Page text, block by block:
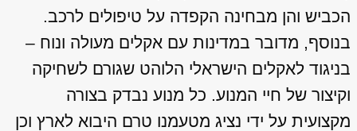
הכביש והן מבחינה הקפדה על טיפולים לרכב.
בנוסף, מדובר במדינות עם אקלים מעולה ונוח –
בניגוד לאקלים הישראלי הלוהט שגורם לשחיקה
וקיצור של חיי המנוע. כל מנוע נבדק בצורה
מקצועית על ידי נציג מטעמנו טרם היבוא לארץ וכן